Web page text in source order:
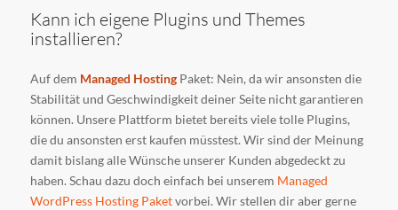
Kann ich eigene Plugins und Themes
installieren?
Auf dem Managed HostingPaket: Nein, da wir ansonsten die
Stabilität und Geschwindigkeit deiner Seite nicht garantieren
können. Unsere Plattform bietet bereits viele tolle Plugins,
die du ansonsten erst kaufen müsstest. Wir sind der Meinung
damit bislang alle Wünsche unserer Kunden abgedeckt zu
haben. Schau dazu doch einfach bei unserem Managed
WordPress Hosting Paketvorbei. Wir stellen dir aber gerne